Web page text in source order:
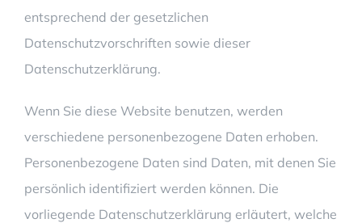
entsprechend der gesetzlichen
Datenschutzvorschriften sowie dieser
Datenschutzerklärung.
Wenn Sie diese Website benutzen, werden
verschiedene personenbezogene Daten erhoben.
Personenbezogene Daten sind Daten, mit denen Sie
persönlich identifiziert werden können. Die
vorliegende Datenschutzerklärung erläutert, welche